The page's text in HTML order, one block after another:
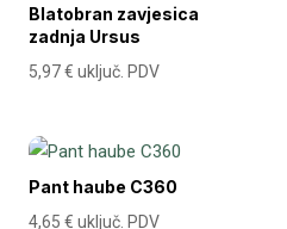
Blatobran zavjesica
zadnja Ursus
5,97€ uključ. PDV
Pant haube C360
4,65€ uključ. PDV